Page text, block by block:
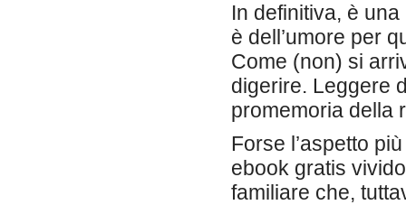
In definitiva, è
è dell’umore per
Come (non) si
digerire. Leggere
promemoria della
Forse l’aspetto
ebook gratis
familiare che,